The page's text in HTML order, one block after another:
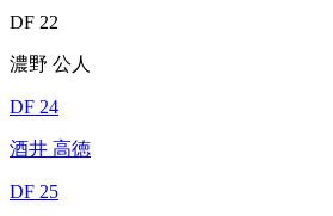
DF 22
濃野 公人
DF 24
酒井 高徳
DF 25